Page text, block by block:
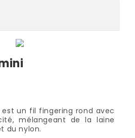
est un fil fingering rond avec
mélangeant de la laine
du nylon.